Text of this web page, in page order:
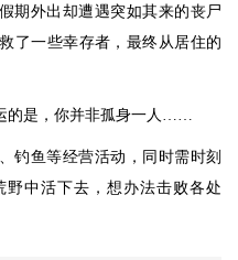
期外出却遭遇突如其来的丧尸
了一些幸存者，最终从居住的
的是，你并非孤身一人……
钓鱼等经营活动，同时需时刻
中活下去，想办法击败各处